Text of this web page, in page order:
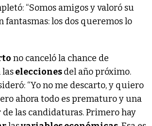
“Somos amigos y valoró su
fantasmas: los dos queremos lo
no canceló la chance de
laseleccionesdel año próximo.
“Yo no me descarto, y quiero
ahora todo es prematuro y una
las candidaturas. Primero hay